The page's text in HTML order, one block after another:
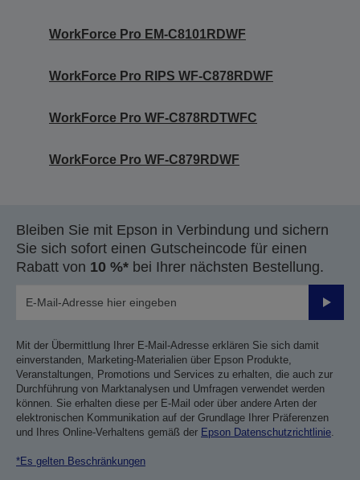
WorkForce Pro EM-C8101RDWF
WorkForce Pro RIPS WF-C878RDWF
WorkForce Pro WF-C878RDTWFC
WorkForce Pro WF-C879RDWF
Bleiben Sie mit Epson in Verbindung und sichern
Sie sich sofort einen Gutscheincode für einen
Rabatt von 10 %* bei Ihrer nächsten Bestellung.
Mit der Übermittlung Ihrer E-Mail-Adresse erklären Sie sich damit
einverstanden, Marketing-Materialien über Epson Produkte,
Veranstaltungen, Promotions und Services zu erhalten, die auch zur
Durchführung von Marktanalysen und Umfragen verwendet werden
können. Sie erhalten diese per E-Mail oder über andere Arten der
elektronischen Kommunikation auf der Grundlage Ihrer Präferenzen
und Ihres Online-Verhaltens gemäß der Epson Datenschutzrichtlinie.
*Es gelten Beschränkungen